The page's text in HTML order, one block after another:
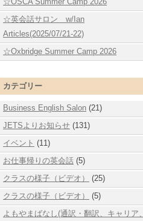
☆英会話サロン w/Ian
Articles(2025/07/21-22)
☆Oxbridge Summer Camp 2026
カテゴリー
Business English Salon (21)
JETSよりお知らせ (131)
イベント (11)
お仕事帰りの英会話 (5)
クラスの様子（ビデオ）
(25)
クラスの様子（ビデオ）
(5)
よもやまばなし(通訳・翻訳、キャリア、